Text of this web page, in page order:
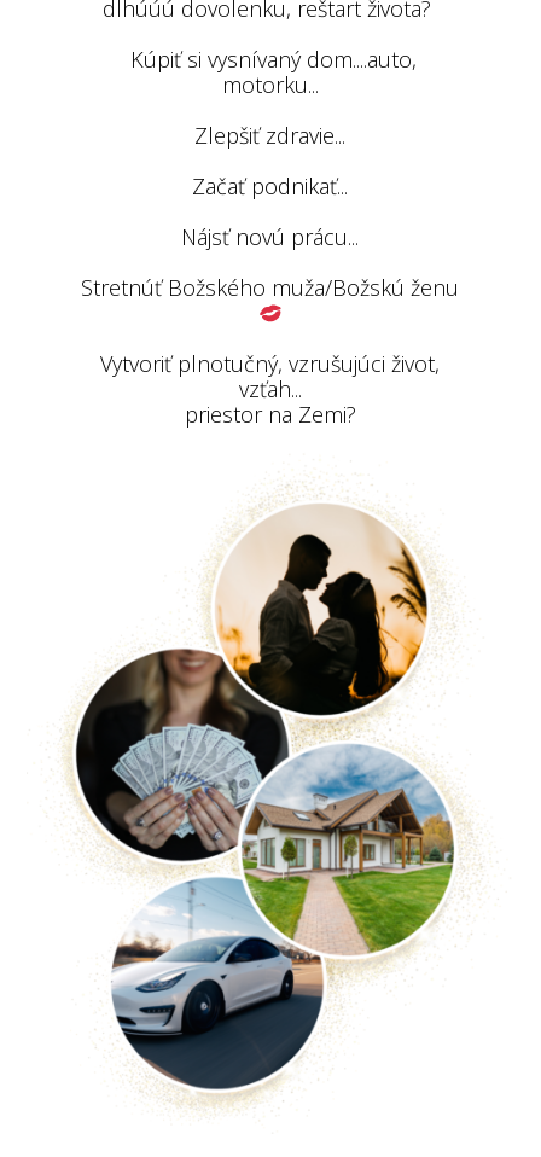
dlhúúú dovolenku, reštart života?
Kúpiť si vysnívaný dom....auto,
motorku...
Zlepšiť zdravie...
Začať podnikať...
Nájsť novú prácu...
Stretnúť Božského muža/Božskú ženu
Vytvoriť plnotučný, vzrušujúci život,
vzťah...
priestor na Zemi?